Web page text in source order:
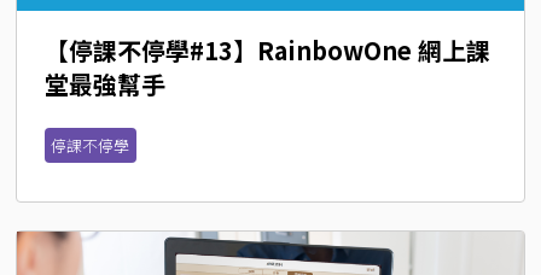
【停課不停學#13】RainbowOne 網上課
堂最強幫手
停課不停學